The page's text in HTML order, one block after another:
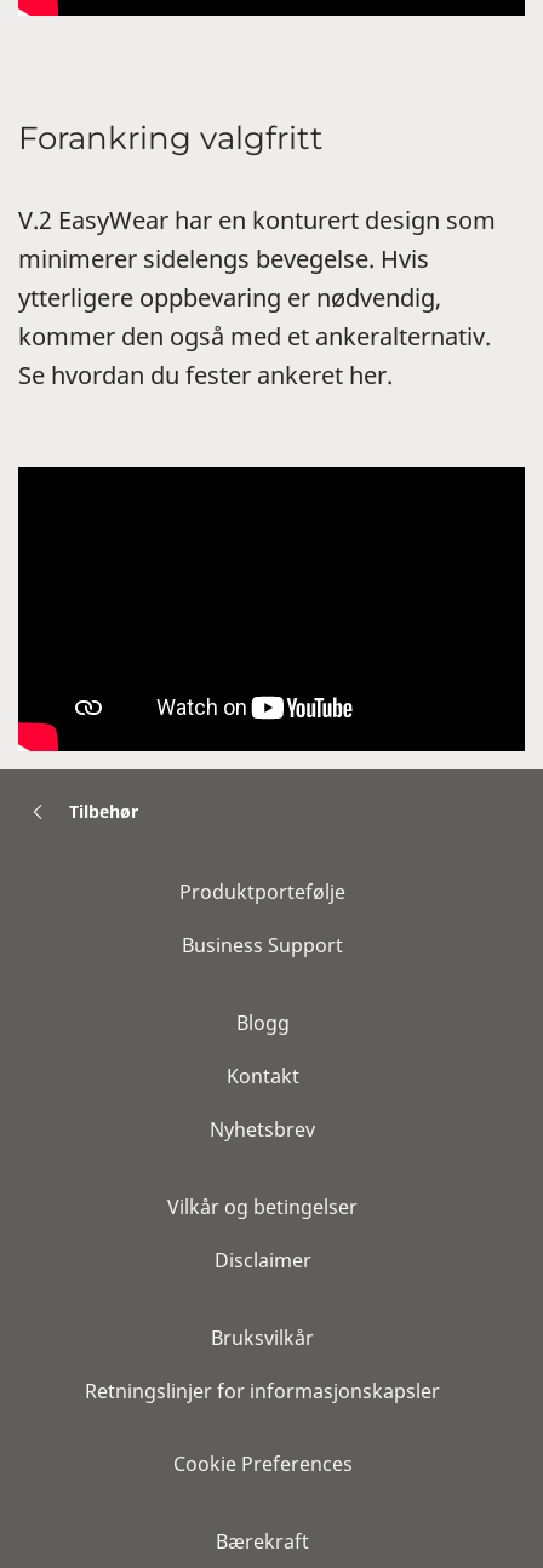
Forankring valgfritt
V.2 EasyWear har en konturert design som
minimerer sidelengs bevegelse. Hvis
ytterligere oppbevaring er nødvendig,
kommer den også med et ankeralternativ.
Se hvordan du fester ankeret her.
Tilbehør
Produktportefølje
Business Support
Blogg
Kontakt
Nyhetsbrev
Vilkår og betingelser
Disclaimer
Bruksvilkår
Retningslinjer for informasjonskapsler
Cookie Preferences
Bærekraft